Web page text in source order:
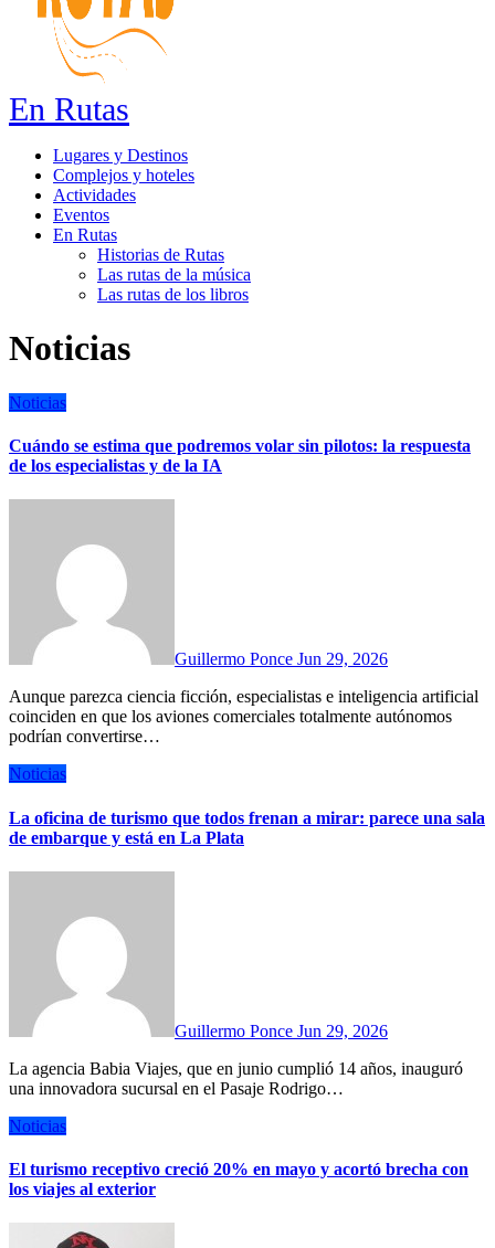
En Rutas
Lugares y Destinos
Complejos y hoteles
Actividades
Eventos
En Rutas
Historias de Rutas
Las rutas de la música
Las rutas de los libros
Noticias
Noticias
Cuándo se estima que podremos volar sin pilotos: la respuesta
de los especialistas y de la IA
Guillermo Ponce Jun 29, 2026
Aunque parezca ciencia ficción, especialistas e inteligencia artificial
coinciden en que los aviones comerciales totalmente autónomos
podrían convertirse…
Noticias
La oficina de turismo que todos frenan a mirar: parece una sala
de embarque y está en La Plata
Guillermo Ponce Jun 29, 2026
La agencia Babia Viajes, que en junio cumplió 14 años, inauguró
una innovadora sucursal en el Pasaje Rodrigo…
Noticias
El turismo receptivo creció 20% en mayo y acortó brecha con
los viajes al exterior